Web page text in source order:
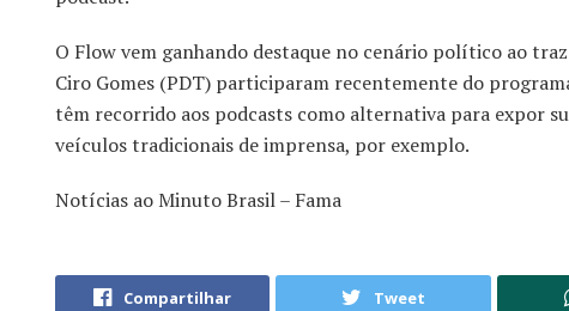
O Flow vem ganhando destaque no cenário político ao
Ciro Gomes (PDT) participaram recentemente do
têm recorrido aos podcasts como alternativa para expor
veículos tradicionais de imprensa, por exemplo.
Notícias ao Minuto Brasil – Fama
Compartilhar Tweet